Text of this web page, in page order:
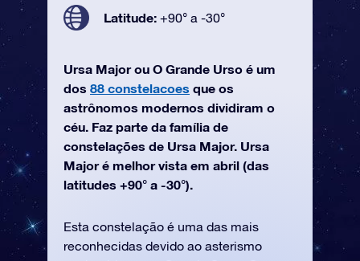
Latitude: +90° a -30°
Ursa Major ou O Grande Urso é um
dos 88 constelacoes que os
astrônomos modernos dividiram o
céu. Faz parte da família de
constelações de Ursa Major. Ursa
Major é melhor vista em abril (das
latitudes +90° a -30°).
Esta constelação é uma das mais
reconhecidas devido ao asterismo